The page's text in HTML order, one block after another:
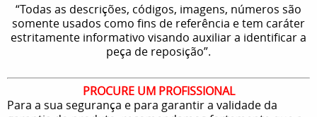
“Todas as descrições, códigos, imagens, números são
somente usados como fins de referência e tem caráter
estritamente informativo visando auxiliar a identificar a
peça de reposição”.
PROCURE UM PROFISSIONAL
Para a sua segurança e para garantir a validade da